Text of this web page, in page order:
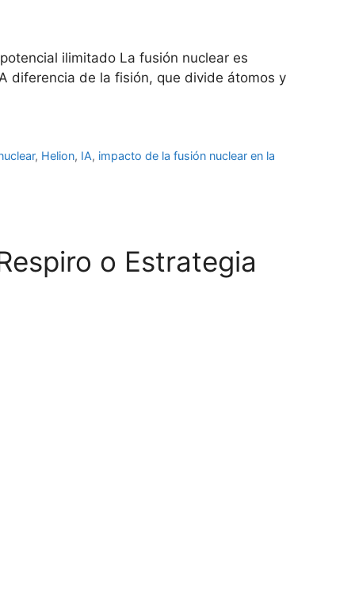
ilimitado La fusión nuclear es
diferencia de la fisión, que divide átomos y
, Helion, IA, impacto de la fusión nuclear en la
o Estrategia